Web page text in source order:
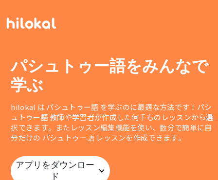
パシュトゥー語をみんなで
学ぶ
hilokal は パシュトゥー語 を学ぶのに最適な方法です！パシ
ュトゥー語 教師や学習者が作成した何千ものレッスンから選
択できます。またレッスン編集機能を使い、数分で簡単に自
分だけの パシュトゥー語 レッスンを作成できます。
アプリをダウンロー
ド